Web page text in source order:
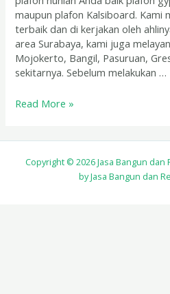
maupun plafon Kalsiboard. Kami
terbaik dan di kerjakan oleh
area Surabaya, kami juga
Mojokerto, Bangil, Pasuruan,
sekitarnya. Sebelum melakukan …
Read More »
Copyright © 2026 Jasa Bangun
by Jasa Bangun dan